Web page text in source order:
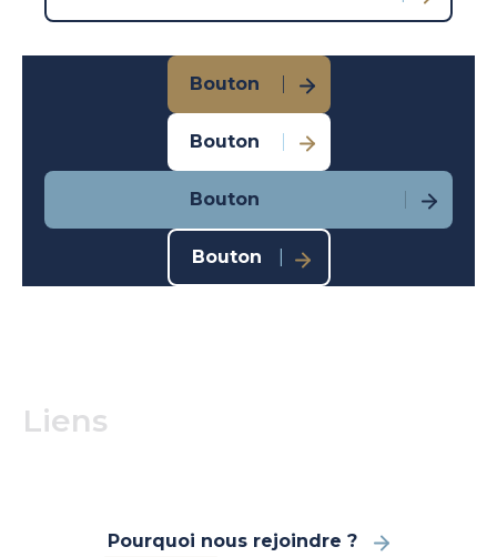
Bouton
Bouton
Bouton
Bouton
Liens
Pourquoi nous rejoindre ?